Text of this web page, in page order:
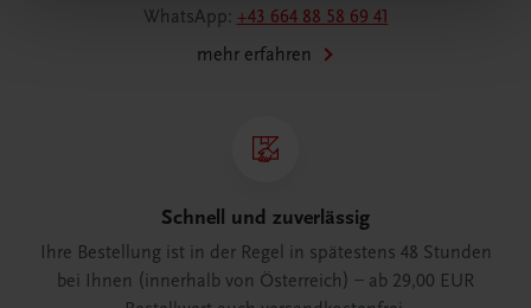
WhatsApp: +43 664 88 58 69 41
mehr erfahren
Schnell und zuverlässig
Ihre Bestellung ist in der Regel in spätestens 48 Stunden
bei Ihnen (innerhalb von Österreich) – ab 29,00 EUR